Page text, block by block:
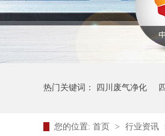
热门关键词： 四川废气净化
您的位置: 首页 > 行业资讯